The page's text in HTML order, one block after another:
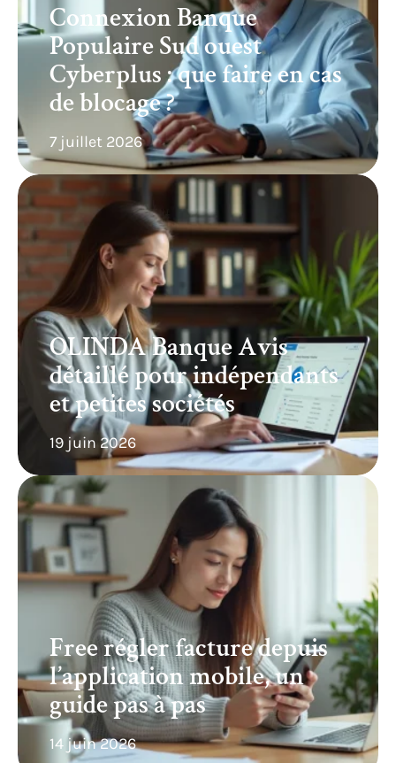
Connexion Banque
Populaire Sud ouest
Cyberplus : que faire en cas
de blocage ?
7 juillet 2026
OLINDA Banque Avis
détaillé pour indépendants
et petites sociétés
19 juin 2026
Free régler facture depuis
l’application mobile, un
guide pas à pas
14 juin 2026